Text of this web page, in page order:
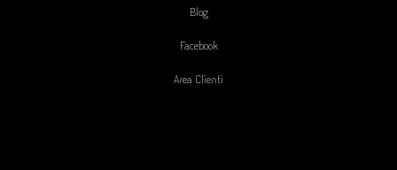
Blog
Facebook
Area Clienti